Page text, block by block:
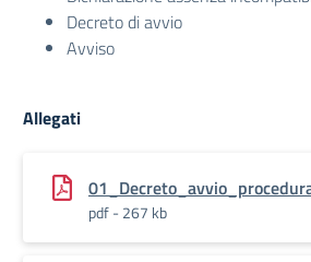
Decreto di avvio
Avviso
Allegati
pdf - 267 kb